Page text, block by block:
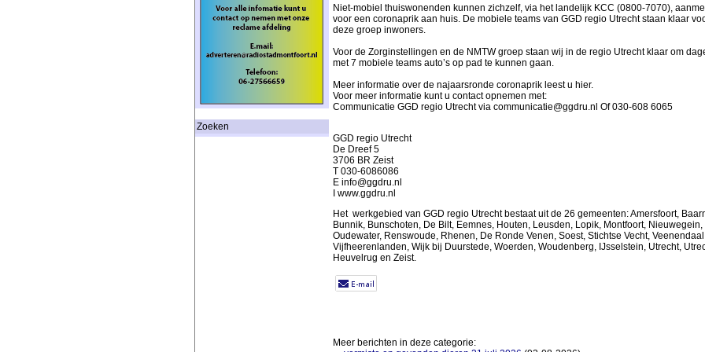
Zoeken
Niet-mobiel thuiswonenden kunnen zichzelf, via het landelijk KCC (0800-7070),
voor een coronaprik aan huis. De mobiele teams van GGD regio Utrecht staan klaar
deze groep inwoners.
Voor de Zorginstellingen en de NMTW groep staan wij in de regio Utrecht klaar om
met 7 mobiele teams auto’s op pad te kunnen gaan.
Meer informatie over de najaarsronde coronaprik leest u hier.
Voor meer informatie kunt u contact opnemen met:
Communicatie GGD regio Utrecht via communicatie@ggdru.nl Of 030-608 6065
GGD regio Utrecht
De Dreef 5
3706 BR Zeist
T 030-6086086
E info@ggdru.nl
I www.ggdru.nl
Het werkgebied van GGD regio Utrecht bestaat uit de 26 gemeenten: Amersfoort,
Bunnik, Bunschoten, De Bilt, Eemnes, Houten, Leusden, Lopik, Montfoort, Nieuwegein,
Oudewater, Renswoude, Rhenen, De Ronde Venen, Soest, Stichtse Vecht, Veenendaal,
Vijfheerenlanden, Wijk bij Duurstede, Woerden, Woudenberg, IJsselstein, Utrecht,
Heuvelrug en Zeist.
Meer berichten in deze categorie: